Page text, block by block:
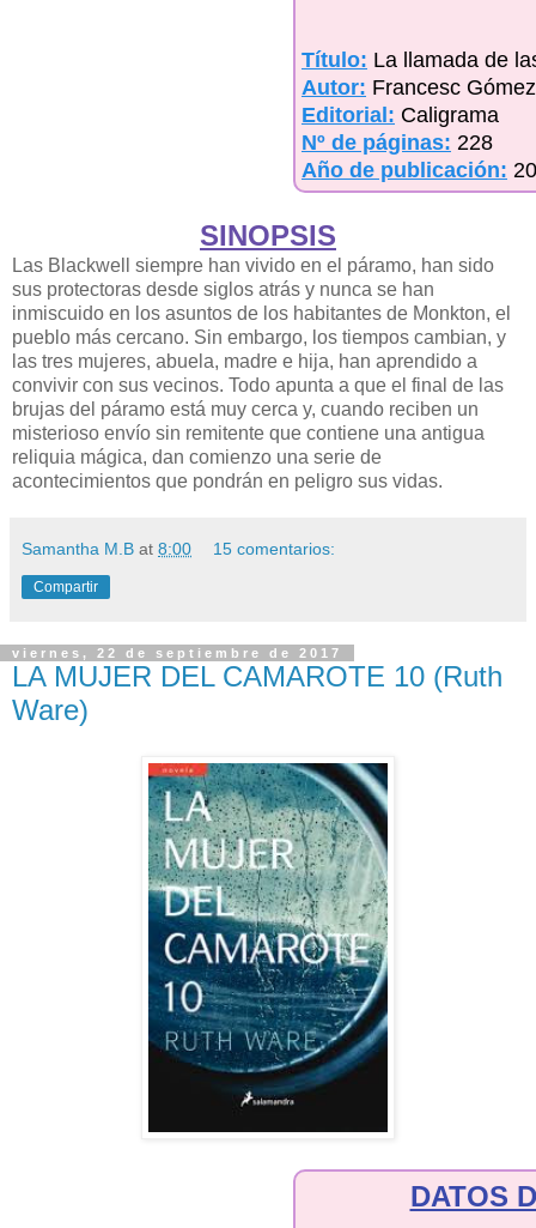
Título: La llamada de
Autor: Francesc
Editorial: Caligrama
Nº de páginas: 228
Año de publicación:
SINOPSIS
Las Blackwell siempre han vivido en el páramo, han sido
sus protectoras desde siglos atrás y nunca se han
inmiscuido en los asuntos de los habitantes de Monkton, el
pueblo más cercano. Sin embargo, los tiempos cambian, y
las tres mujeres, abuela, madre e hija, han aprendido a
convivir con sus vecinos. Todo apunta a que el final de las
brujas del páramo está muy cerca y, cuando reciben un
misterioso envío sin remitente que contiene una antigua
reliquia mágica, dan comienzo una serie de
acontecimientos que pondrán en peligro sus vidas.
Samantha M.B at 8:00 15 comentarios:
Compartir
viernes, 22 de septiembre de 2017
LA MUJER DEL CAMAROTE 10 (Ruth
Ware)
DATOS